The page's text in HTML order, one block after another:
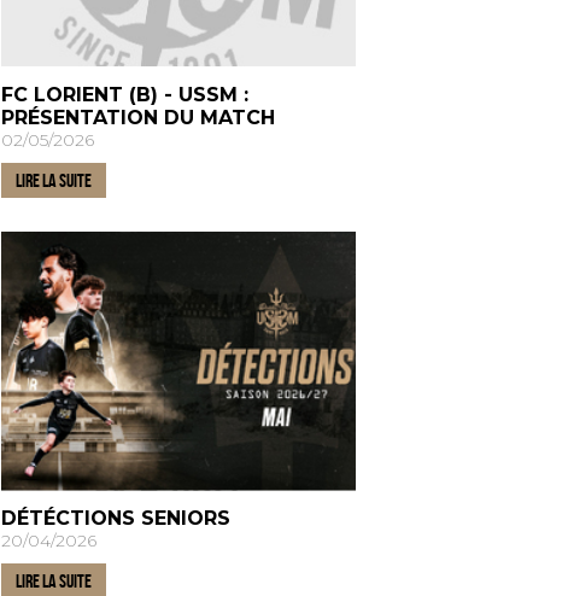
FC LORIENT (B) - USSM :
PRÉSENTATION DU MATCH
02/05/2026
LIRE LA SUITE
DÉTÉCTIONS SENIORS
20/04/2026
LIRE LA SUITE